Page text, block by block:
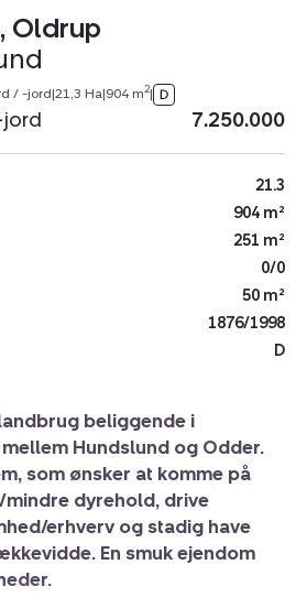
Oldrup
/ -jord|21,3 Ha|904 m2|
jord 7.250.000
21.3
904 m²
251 m²
0/0
50 m²
1876/1998
D
beliggende i
Hundslund og Odder.
som ønsker at komme på
mindre dyrehold, drive
erhverv og stadig have
En smuk ejendom